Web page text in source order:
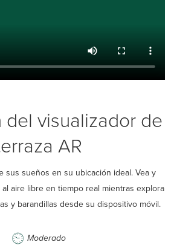
visualizador de
AR
sus sueños en su ubicación ideal. Vea y
aire libre en tiempo real mientras explora
y barandillas desde su dispositivo móvil.
Moderado